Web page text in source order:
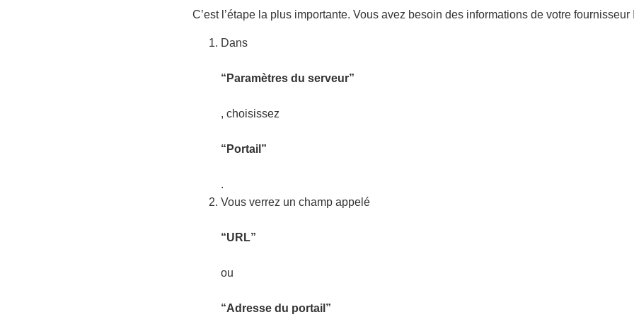
C’est l’étape la plus importante. Vous avez besoin des informations de votre fournisseur
Dans
“Paramètres du serveur”
, choisissez
“Portail”
.
Vous verrez un champ appelé
“URL”
ou
“Adresse du portail”